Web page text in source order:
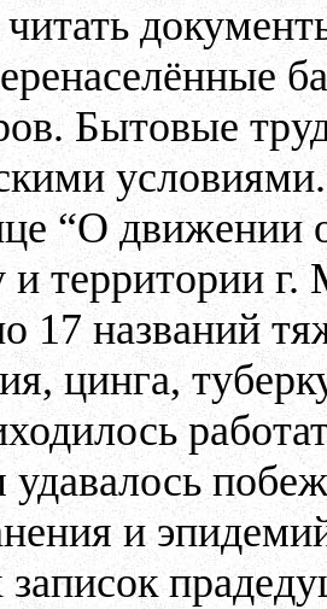
Бытовые
условиями.
“О движении
территории г.
17 названий
цинга,
и